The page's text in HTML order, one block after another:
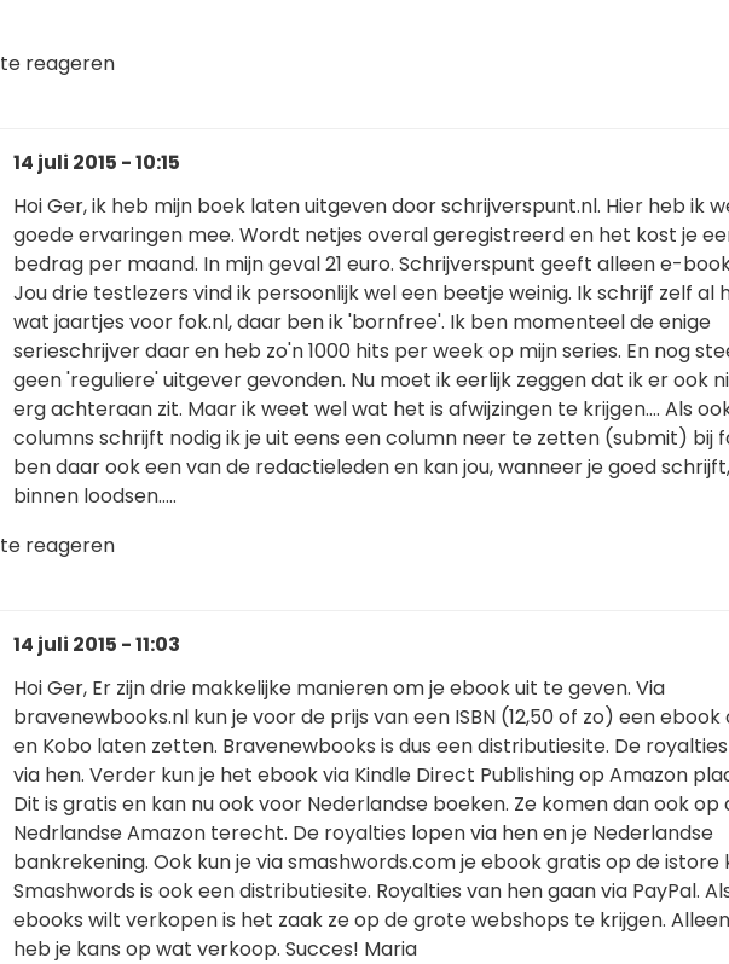
reageren
14 juli 2015 - 10:15
Hoi Ger, ik heb mijn boek laten uitgeven door schrijverspunt.nl. Hier heb ik
goede ervaringen mee. Wordt netjes overal geregistreerd en het kost je
bedrag per maand. In mijn geval 21 euro. Schrijverspunt geeft alleen e-
Jou drie testlezers vind ik persoonlijk wel een beetje weinig. Ik schrijf zelf al
wat jaartjes voor fok.nl, daar ben ik 'bornfree'. Ik ben momenteel de enige
serieschrijver daar en heb zo'n 1000 hits per week op mijn series. En nog
geen 'reguliere' uitgever gevonden. Nu moet ik eerlijk zeggen dat ik er ook
erg achteraan zit. Maar ik weet wel wat het is afwijzingen te krijgen.... Als
columns schrijft nodig ik je uit eens een column neer te zetten (submit) bij
ben daar ook een van de redactieleden en kan jou, wanneer je goed
binnen loodsen.....
reageren
14 juli 2015 - 11:03
Hoi Ger, Er zijn drie makkelijke manieren om je ebook uit te geven. Via
bravenewbooks.nl kun je voor de prijs van een ISBN (12,50 of zo) een ebook
en Kobo laten zetten. Bravenewbooks is dus een distributiesite. De
via hen. Verder kun je het ebook via Kindle Direct Publishing op Amazon
Dit is gratis en kan nu ook voor Nederlandse boeken. Ze komen dan ook op
Nedrlandse Amazon terecht. De royalties lopen via hen en je Nederlandse
bankrekening. Ook kun je via smashwords.com je ebook gratis op de istore
Smashwords is ook een distributiesite. Royalties van hen gaan via PayPal.
ebooks wilt verkopen is het zaak ze op de grote webshops te krijgen.
heb je kans op wat verkoop. Succes! Maria